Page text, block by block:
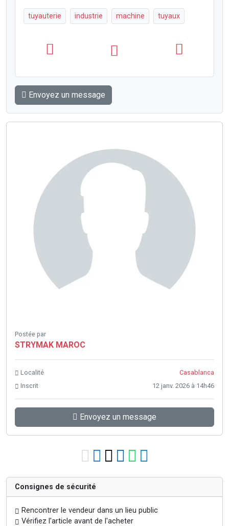
tuyauterie industrie machine tuyaux
Envoyez un message
Postée par
STRYMAK MAROC
Localité
Casablanca
Inscrit
12 janv. 2026 à 14h46
Envoyez un message
Consignes de sécurité
Rencontrer le vendeur dans un lieu public
Vérifiez l'article avant de l'acheter